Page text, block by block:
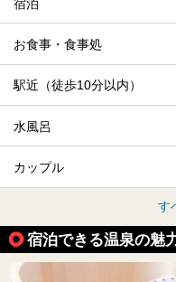
宿泊
お食事・食事処
駅近（徒歩10分以内）
水風呂
カップル
す
宿泊できる温泉の魅